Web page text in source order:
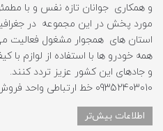
و همکاری جوانان تازه نفس و با
مورد پخش در این مجموعه در
استان های همجوار مشغول فعالیت می
همه خودرو ها با استفاده از لوازم با
و جادهای این کشور عزیز تردد کنند.
09352403010 خط ارتباطی واحد فروش می‌باشد.
اطلاعات بیش‌تر